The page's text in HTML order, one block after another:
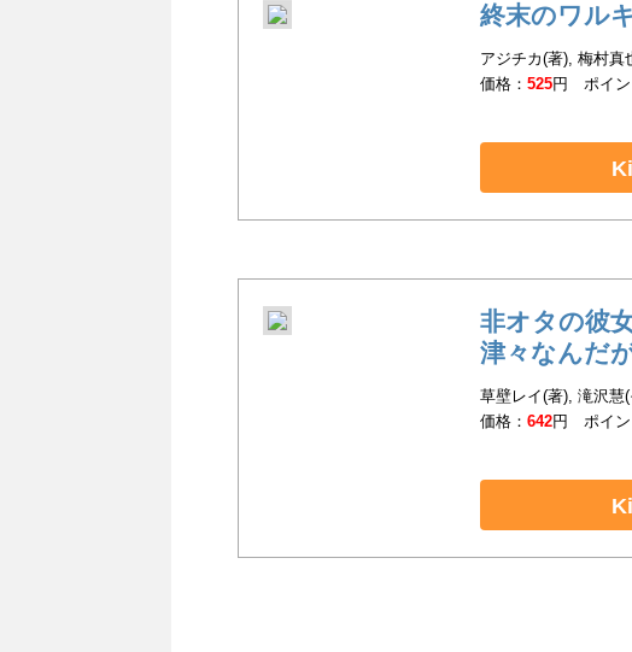
終末のワル
アジチカ(著), 梅村真
価格：525円 ポイン
非オタの彼
津々なんだ
草壁レイ(著), 滝沢慧
価格：642円 ポイン